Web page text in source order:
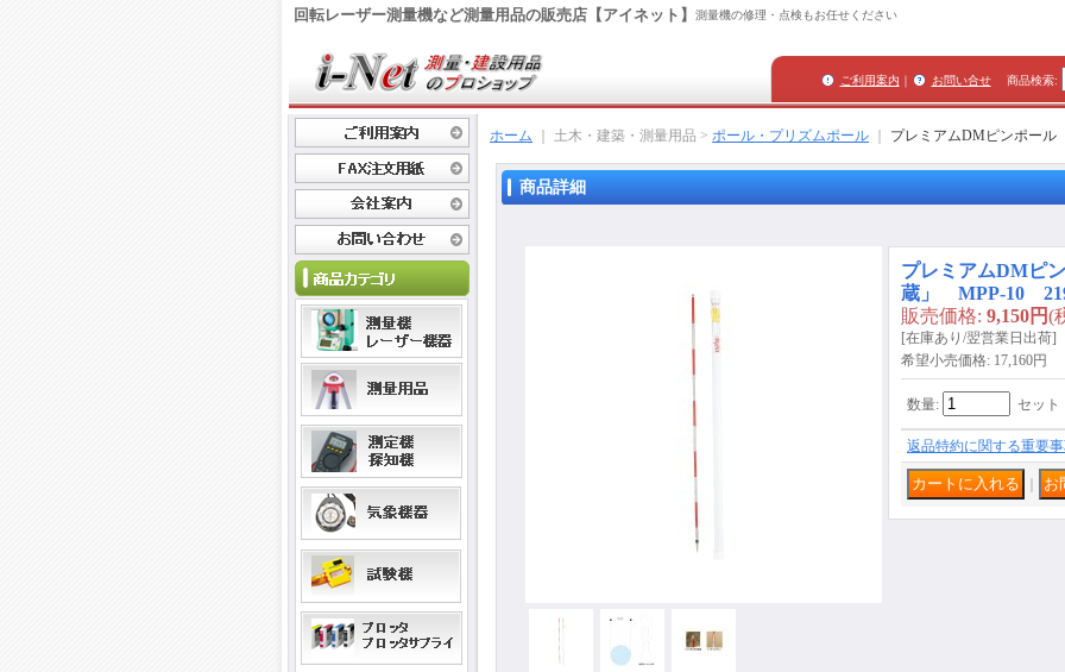
回転レーザー測量機など測量用品の販売店【アイネット】 測量機の修理・点検もお任せください
ご利用案内 ｜ お問い合せ 商品検索:
ホーム ｜ 土木・建築・測量用品 > ポール・プリズムポール プレミアムDMピンポー
商品詳細
プレミアムDMピ
蔵」 MPP-10
販売価格: 9,150円(
[在庫あり/翌営業日出荷]
希望小売価格: 17,160円
数量: セット
返品特約に関する重要